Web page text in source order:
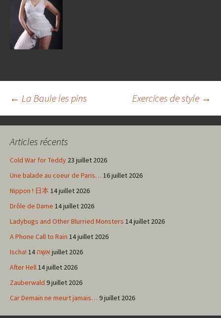
Navigation
des
articles
← La Baule les pins Exercices de style →
Articles récents
Cold War for Teddy 23 juillet 2026
Une balade au coeur de Paris… 16 juillet 2026
Nippon ! 日本 14 juillet 2026
Drôle de Dame 14 juillet 2026
Ladybugs and Other Blurried Monsters 14 juillet 2026
A Phone Call to Rain 14 juillet 2026
Ischa! אִשָּׁה14 juillet 2026
After Hell14 juillet 2026
Zauberwald 9 juillet 2026
Car Demain ne meurt jamais… 9 juillet 2026